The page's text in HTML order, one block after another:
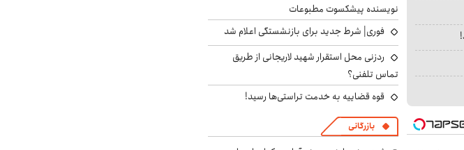
نویسنده پیشکسوت مطبوعات
فوری| شرط جدید برای بازنشستگی اعلام شد
ردزنی محل استقرار شهید لاریجانی از طریق
تماس تلفنی؟
قوه قضاییه به خدمت تراستی‌ها رسید!
بازرگانی